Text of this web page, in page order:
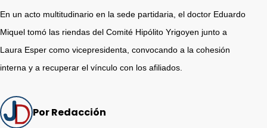
En un acto multitudinario en la sede partidaria, el doctor Eduardo
Miquel tomó las riendas del Comité Hipólito Yrigoyen junto a
Laura Esper como vicepresidenta, convocando a la cohesión
interna y a recuperar el vínculo con los afiliados.
Por Redacción